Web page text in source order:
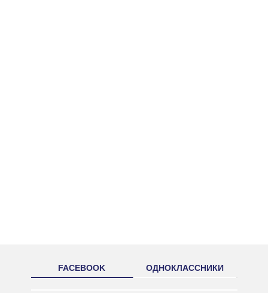
FACEBOOK ОДНОКЛАССНИКИ